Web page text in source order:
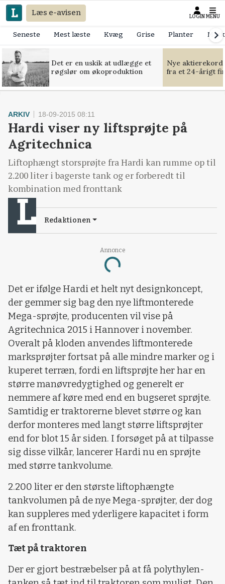
Læs e-avisen LOGIN MENU
Seneste Mest læste Kvæg Grise Planter
Det er en uskik at udlægge et
røgslør om økoproduktion
Nye
fra et 24-årigt
Annonce
Loading...
ARKIV 18-09-2015 08:11
Hardi viser ny liftsprøjte på
Agritechnica
Liftophængt storsprøjte fra Hardi kan rumme op til
2.200 liter i bagerste tank og er forberedt til
kombination med fronttank
Redaktionen
Det er ifølge Hardi et helt nyt designkoncept,
der gemmer sig bag den nye liftmonterede
Mega-sprøjte, producenten vil vise på
Agritechnica 2015 i Hannover i november.
Overalt på kloden anvendes liftmonterede
marksprøjter fortsat på alle mindre marker og i
kuperet terræn, fordi en liftsprøjte her har en
større manøvredygtighed og generelt er
nemmere af køre med end en bugseret sprøjte.
Samtidig er traktorerne blevet større og kan
derfor monteres med langt større liftsprøjter
end for blot 15 år siden. I forsøget på at tilpasse
sig disse vilkår, lancerer Hardi nu en sprøjte
med større tankvolume.
2.200 liter er den største liftophængte
tankvolumen på de nye Mega-sprøjter, der dog
kan suppleres med yderligere kapacitet i form
af en fronttank.
Tæt på traktoren
Der er gjort bestræbelser på at få polythylen-